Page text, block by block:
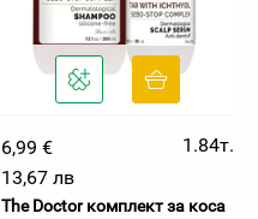
6,99 €
1.84т.
13,67 лв
The Doctor комплект за коса